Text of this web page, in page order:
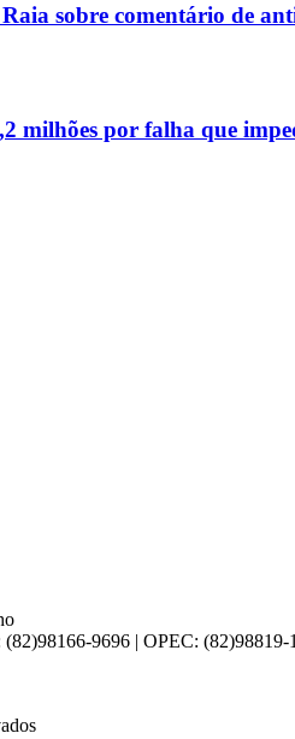
sobre comentário de
milhões por falha que
9696 | OPEC: (82)98819-